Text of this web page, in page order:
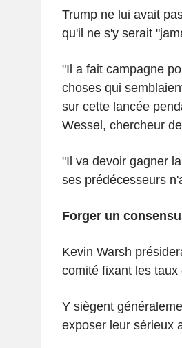
Trump ne lui avait
qu'il ne s'y serait
"Il a fait campagne
choses qui
sur cette lancée
Wessel, chercheur
"Il va devoir gagner
ses prédécesseurs
Forger un
Kevin Warsh
comité fixant les
Y siègent
exposer leur sérieux